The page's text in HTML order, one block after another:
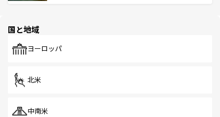
で、ホーカーズは地元の風情を楽しめる外せないスポット
国と地域
ヨーロッパ
北米
中南米